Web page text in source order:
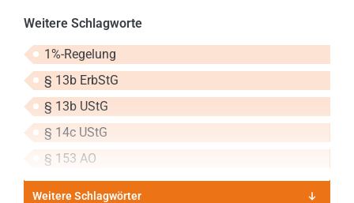
2015
2016
2017
2018
2019
Weitere Schlagworte
1%-Regelung
§ 13b ErbStG
§ 13b UStG
§ 14c UStG
§ 153 AO
Weitere Schlagwörter